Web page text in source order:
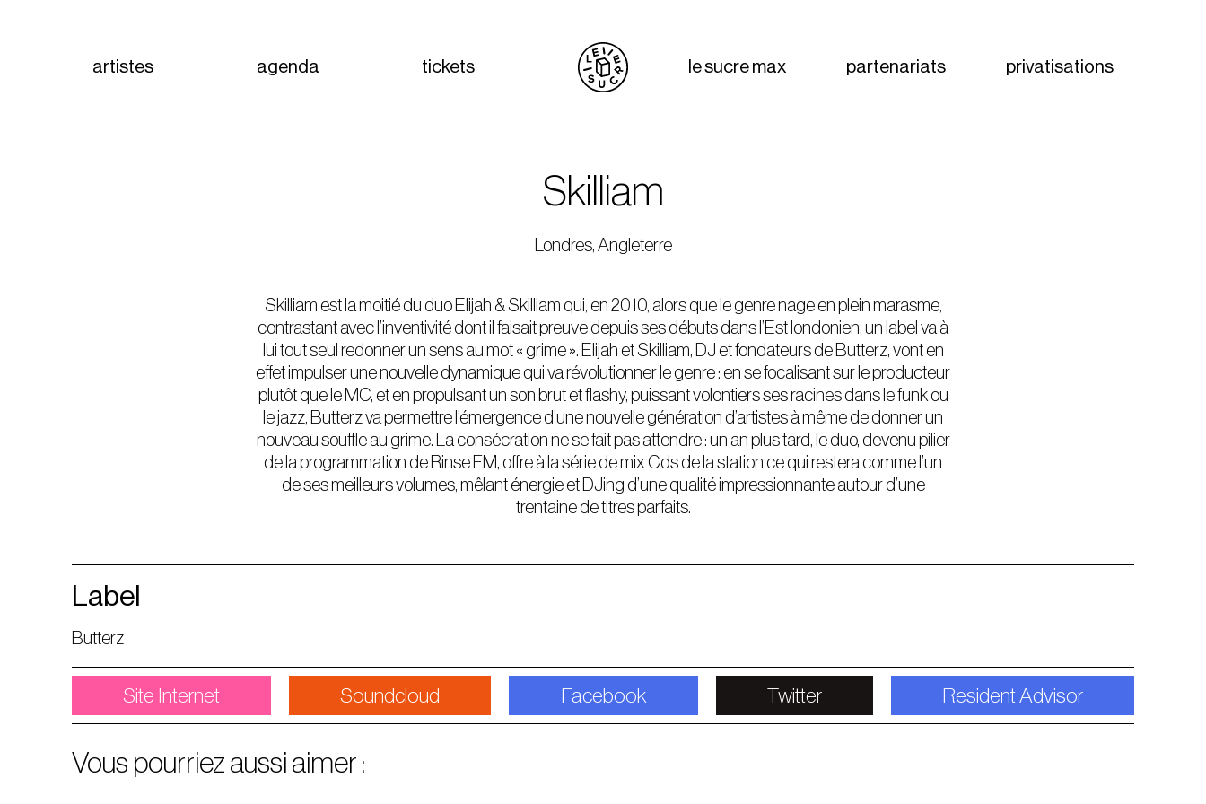
artistes agenda tickets le sucre max partenariats privatisations
Skilliam
Londres, Angleterre
Skilliam est la moitié du duo Elijah & Skilliam qui, en 2010, alors que le genre nage en plein marasme,
contrastant avec l’inventivité dont il faisait preuve depuis ses débuts dans l’Est londonien, un label va à
lui tout seul redonner un sens au mot « grime ». Elijah et Skilliam, DJ et fondateurs de Butterz, vont en
effet impulser une nouvelle dynamique qui va révolutionner le genre : en se focalisant sur le producteur
plutôt que le MC, et en propulsant un son brut et flashy, puissant volontiers ses racines dans le funk ou
le jazz, Butterz va permettre l’émergence d’une nouvelle génération d’artistes à même de donner un
nouveau souffle au grime. La consécration ne se fait pas attendre : un an plus tard, le duo, devenu pilier
de la programmation de Rinse FM, offre à la série de mix Cds de la station ce qui restera comme l’un
de ses meilleurs volumes, mêlant énergie et DJing d’une qualité impressionnante autour d’une
trentaine de titres parfaits.
Label
Butterz
Site Internet Soundcloud Facebook Twitter Resident Advisor
Vous pourriez aussi aimer :